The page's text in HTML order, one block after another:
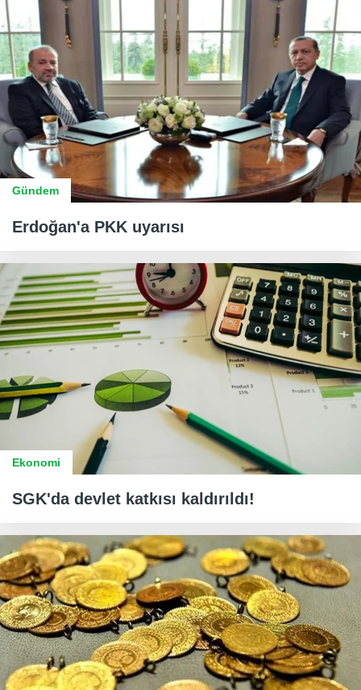
Gündem
Erdoğan'a PKK uyarısı
Ekonomi
SGK'da devlet katkısı kaldırıldı!